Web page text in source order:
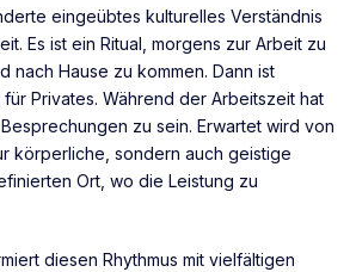
eingeübtes kulturelles Verständnis
Es ist ein Ritual, morgens zur Arbeit zu
nach Hause zu kommen. Dann ist
Privates. Während der Arbeitszeit hat
zu sein. Erwartet wird von
körperliche, sondern auch geistige
Ort, wo die Leistung zu
diesen Rhythmus mit vielfältigen